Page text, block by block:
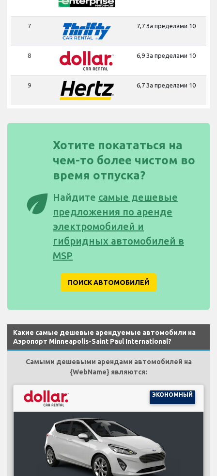
7 7,7 За пределами 10
8 6,9 За пределами 10
9 6,7 За пределами 10
eco
Хотите покататься на
чем-то более чистом во
время отпуска?
Найдите самые дешевые
предложения по аренде
электромобилей и
гибридных автомобилей в
MSP
ПОИСК АВТОМОБИЛЕЙ
Какие самые дешевые арендуемые автомобили на
Аэропорт Minneapolis-Saint Paul International?
Самыми дешевыми арендами автомобилей на
{WebName} являются:
ЭКОНОМНЫЙ